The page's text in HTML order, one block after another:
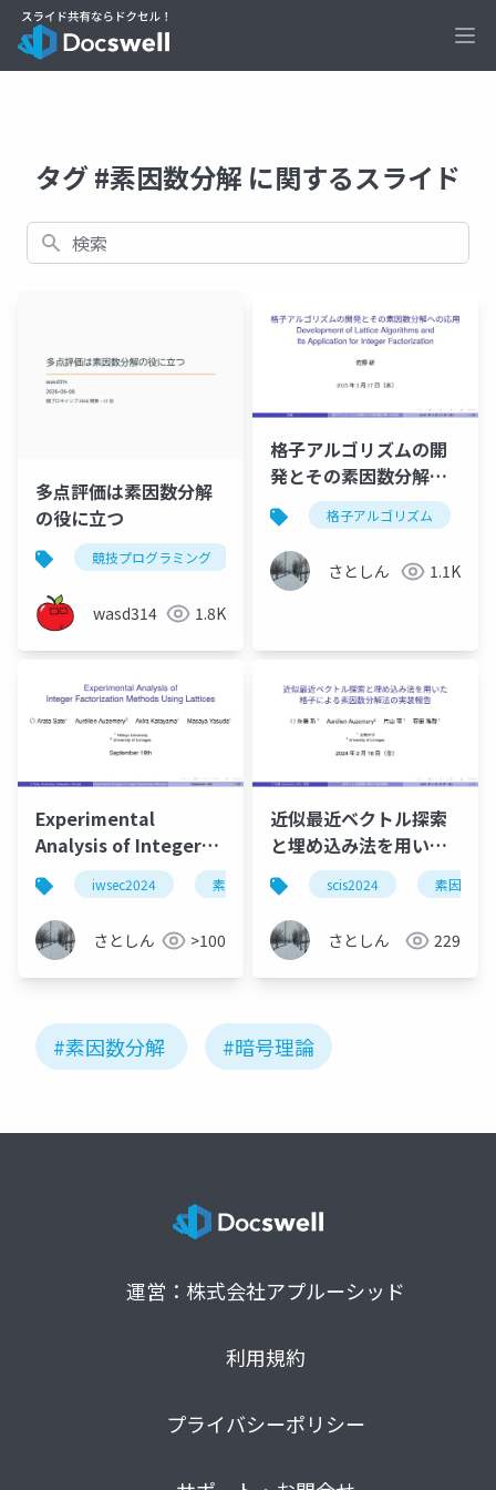
タグ #素因数分解 に関するスライド
検索
多点評価は素因数分解
の役に立つ
競技プログラミング アルゴリズム
wasd314 1.8K
格子アルゴリズムの開
発とその素因数分解へ
の応用格子アルゴリズム
さとしん 1.1K
Experimental
Analysis of Integer
Factorization
Methods Using
Lattices
iwsec2024 素因数分解 格子アルゴリズム
さとしん >100
近似最近ベクトル探索
と埋め込み法を用いた
格子に依⁰る素因数分解
法の実装報告
scis2024 素因数分
さとしん 229
#素因数分解 #暗号理論
運営：株式会社アプルーシッド
利用規約
プライバシーポリシー